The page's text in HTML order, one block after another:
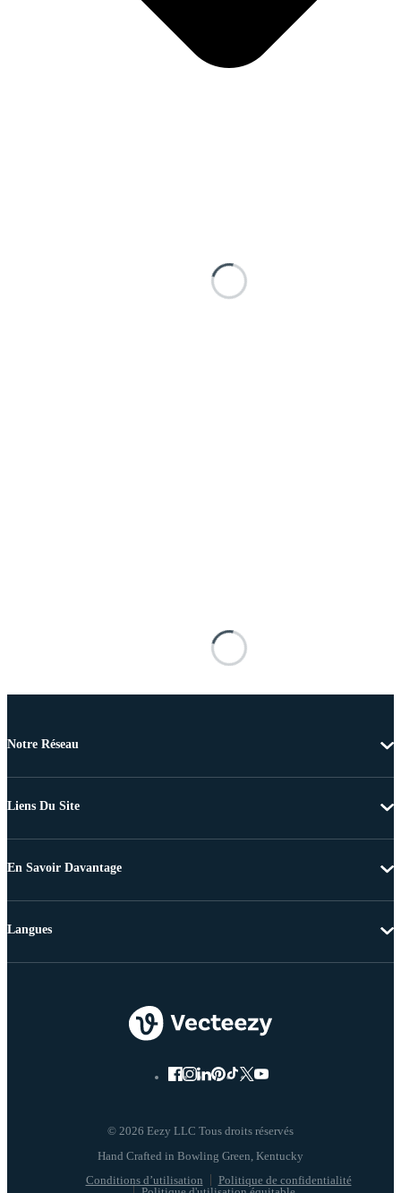
Notre Réseau
Liens Du Site
En Savoir Davantage
© 2026 Eezy LLC Tous droits réservés
Conditions d’utilisation
Politique de confidentialité
Langues